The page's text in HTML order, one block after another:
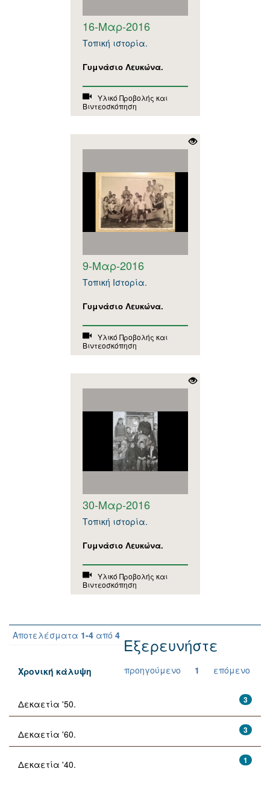
16-Μαρ-2016
Τοπική ιστορία.
Γυμνάσιο Λευκώνα.
Υλικό Προβολής και
Βιντεοσκόπηση
9-Μαρ-2016
Τοπική Ιστορία.
Γυμνάσιο Λευκώνα.
Υλικό Προβολής και
Βιντεοσκόπηση
30-Μαρ-2016
Τοπική ιστορία.
Γυμνάσιο Λευκώνα.
Υλικό Προβολής και
Βιντεοσκόπηση
Αποτελέσματα 1-4 από 4
προηγούμενο 1 επόμενο
Εξερευνήστε
Χρονική κάλυψη
3
Δεκαετία '50.
3
Δεκαετία '60.
1
Δεκαετία '40.